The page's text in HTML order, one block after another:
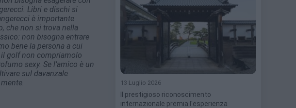
Libri e dischi si
è importante
che non si trova nella
non bisogna entrare
bene la persona a cui
golf non compriamolo
sexy. Se l’amico è un
sul davanzale
13 Luglio 2026
Il prestigioso riconoscimento
internazionale premia l'esperienza